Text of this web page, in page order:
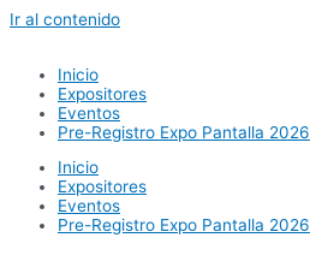
Ir al contenido
Inicio
Expositores
Eventos
Pre-Registro Expo Pantalla 2026
Inicio
Expositores
Eventos
Pre-Registro Expo Pantalla 2026